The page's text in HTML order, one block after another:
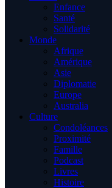
Enfance
Santé
Solidarité
Monde
Afrique
Amérique
Asie
Diplomatie
Europe
Australia
Culture
Condoléances
Proximité
Famille
Podcast
Livres
Histoire